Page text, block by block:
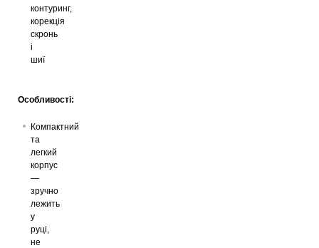
контуринг,
корекція
скронь
і
шиї
Особливості:
Компактний
та
легкий
корпус
—
зручно
лежить
у
руці,
не